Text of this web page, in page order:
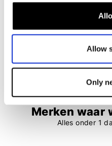
Allow
Only
Merken waar
Alles onder 1